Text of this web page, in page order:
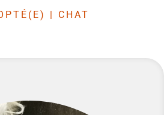
| CHAT